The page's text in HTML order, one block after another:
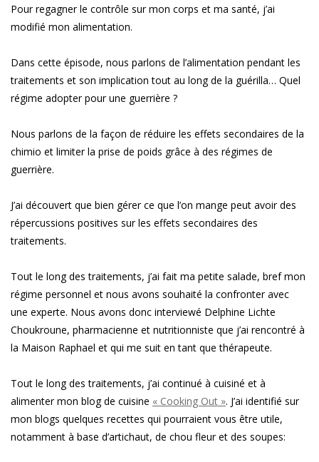
Pour regagner le contrôle sur mon corps et ma santé, j’ai
modifié mon alimentation.
Dans cette épisode, nous parlons de l’alimentation pendant les
traitements et son implication tout au long de la guérilla… Quel
régime adopter pour une guerrière ?
Nous parlons de la façon de réduire les effets secondaires de la
chimio et limiter la prise de poids grâce à des régimes de
guerrière.
J’ai découvert que bien gérer ce que l’on mange peut avoir des
répercussions positives sur les effets secondaires des
traitements.
Tout le long des traitements, j’ai fait ma petite salade, bref mon
régime personnel et nous avons souhaité la confronter avec
une experte. Nous avons donc interviewé Delphine Lichte
Choukroune, pharmacienne et nutritionniste que j’ai rencontré à
la Maison Raphael et qui me suit en tant que thérapeute.
Tout le long des traitements, j’ai continué à cuisiné et à
alimenter mon blog de cuisine « Cooking Out ». J’ai identifié sur
mon blogs quelques recettes qui pourraient vous être utile,
notamment à base d’artichaut, de chou fleur et des soupes: